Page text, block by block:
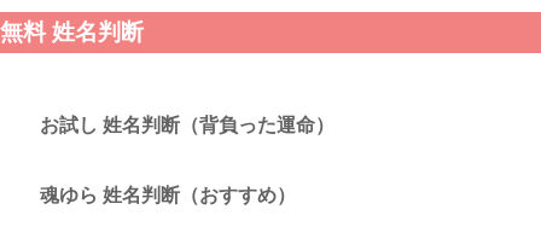
無料 姓名判断
お試し 姓名判断（背負った運命）
魂ゆら 姓名判断（おすすめ）